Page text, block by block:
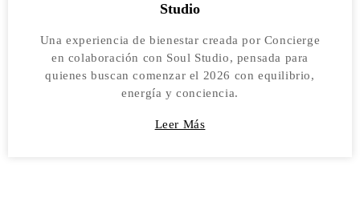
Studio
Una experiencia de bienestar creada por Concierge
en colaboración con Soul Studio, pensada para
quienes buscan comenzar el 2026 con equilibrio,
energía y conciencia.
Leer Más